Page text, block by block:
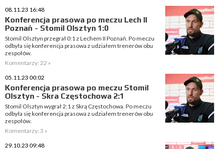
08.11.23 16:48
Konferencja prasowa po meczu Lech II
Poznań - Stomil Olsztyn 1:0
Stomil Olsztyn przegrał 0:1 z Lechem II Poznań. Po meczu
odbyła się konferencja prasowa z udziałem trenerów obu
zespołów.
Komentarzy: 22 »
05.11.23 00:02
Konferencja prasowa po meczu Stomil
Olsztyn - Skra Częstochowa 2:1
Stomil Olsztyn wygrał 2:1 z Skrą Częstochowa. Po meczu
odbyła się konferencja prasowa z udziałem trenerów obu
zespołów.
Komentarzy: 3 »
29.10.23 09:48